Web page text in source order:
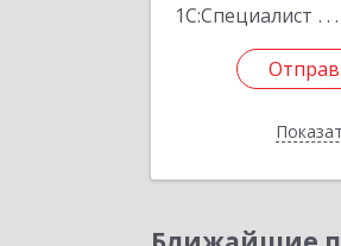
1С:Специалист